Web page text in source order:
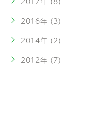
2016年 (3)
2014年 (2)
2012年 (7)